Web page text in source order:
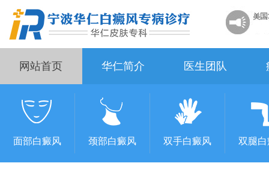
网站首页 华仁简介 医生团队
面部白癜风 颈部白癜风 双手白癜风 双腿